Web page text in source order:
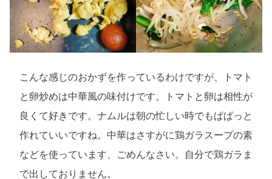
こんな感じのおかずを作っているわけですが、トマト
と卵炒めは中華風の味付けです。トマトと卵は相性が
良くて好きです。ナムルは朝の忙しい時でもぱぱっと
作れていいですね。中華はさすがに鶏ガラスープの素
などを使っています、ごめんなさい。自分で鶏ガラま
で出しておりません。